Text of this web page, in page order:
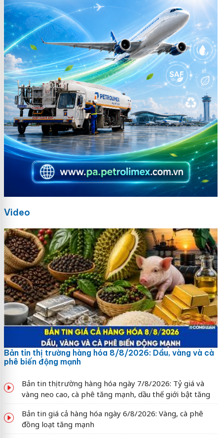
Video
Bản tin thị trường hàng hóa 8/8/2026: Dầu, vàng và cà
phê biến động mạnh
Bản tin thị trường hàng hóa ngày 7/8/2026: Tỷ giá và
vàng neo cao, cà phê tăng mạnh, dầu thế giới bật tăng
Bản tin giá cả hàng hóa ngày 6/8/2026: Vàng, cà phê
đồng loạt tăng mạnh